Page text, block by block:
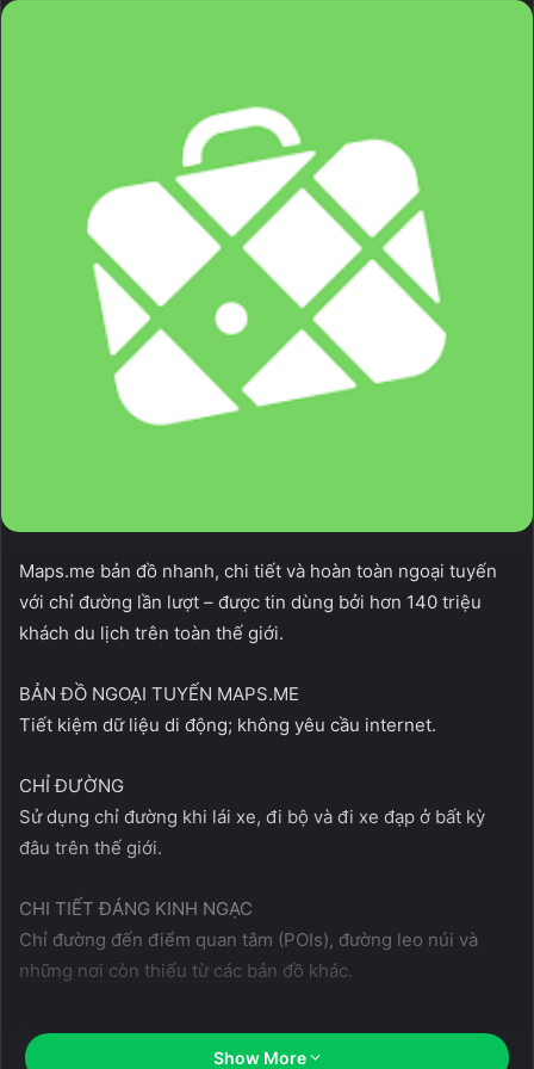
Maps.me bản đồ nhanh, chi tiết và hoàn toàn ngoại tuyến
với chỉ đường lần lượt – được tin dùng bởi hơn 140 triệu
khách du lịch trên toàn thế giới.
BẢN ĐỒ NGOẠI TUYẾN MAPS.ME
Tiết kiệm dữ liệu di động; không yêu cầu internet.
CHỈ ĐƯỜNG
Sử dụng chỉ đường khi lái xe, đi bộ và đi xe đạp ở bất kỳ
đâu trên thế giới.
CHI TIẾT ĐÁNG KINH NGẠC
Chỉ đường đến điểm quan tâm (POIs), đường leo núi và
những nơi còn thiếu từ các bản đồ khác.
Related Articles
Show More